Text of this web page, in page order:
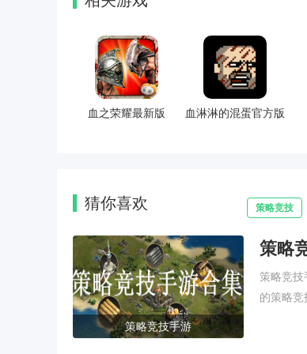
血之荣耀最新版 血淋淋的混蛋官方版
猜你喜欢 策略竞技
策略竞技手游
策略
策略竞技
的策略竞